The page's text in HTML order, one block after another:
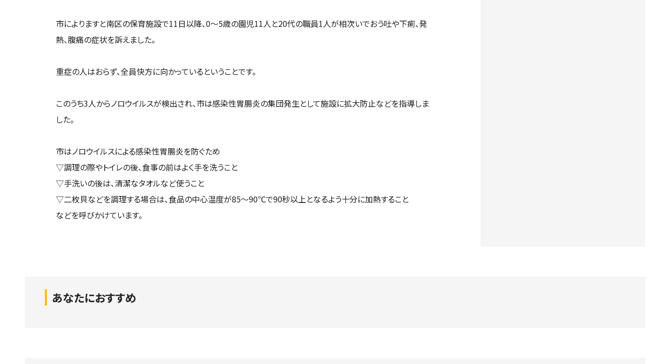
市によりますと南区の保育施設で11日以降、0～5歳の園児11人と20代の職員1人が相次いでおう吐や下痢、発
熱、腹痛の症状を訴えました。
重症の人はおらず、全員快方に向かっているということです。
このうち3人からノロウイルスが検出され、市は感染性胃腸炎の集団発生として施設に拡大防止などを指導しま
した。
市はノロウイルスによる感染性胃腸炎を防ぐため
▽調理の際やトイレの後、食事の前はよく手を洗うこと
▽手洗いの後は、清潔なタオルなど使うこと
▽二枚貝などを調理する場合は、食品の中心温度が85～90℃で90秒以上となるよう十分に加熱すること
などを呼びかけています。
あなたにおすすめ